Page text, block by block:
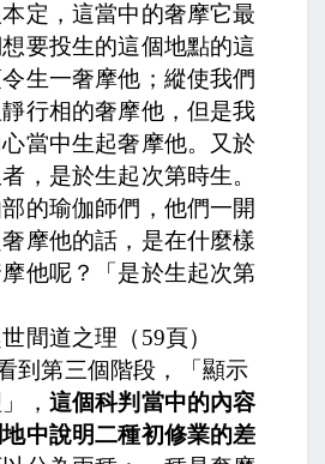
定，這當中的奢摩它最
要投生的這個地點的這
生一奢摩他； 縱使我們
行相的奢摩他，但是我
當中生起奢摩他。 又於
，是於生起次第時生。
的瑜伽師們，他們一開
摩他的話，是在什麼樣
他呢？「是於生起次第
間道之理（ 59頁）
到第三個階段，「顯示
， 這個科判當中的內容
中說明二種初修業的差